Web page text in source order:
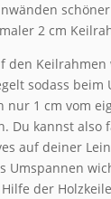
2 cm
den
sodass beim
nur 1 cm vom
Du kannst also
auf deiner
Umspannen
der